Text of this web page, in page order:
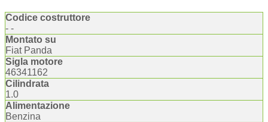
Codice costruttore
- -
Montato su
Fiat Panda
Sigla motore
46341162
Cilindrata
1.0
Alimentazione
Benzina